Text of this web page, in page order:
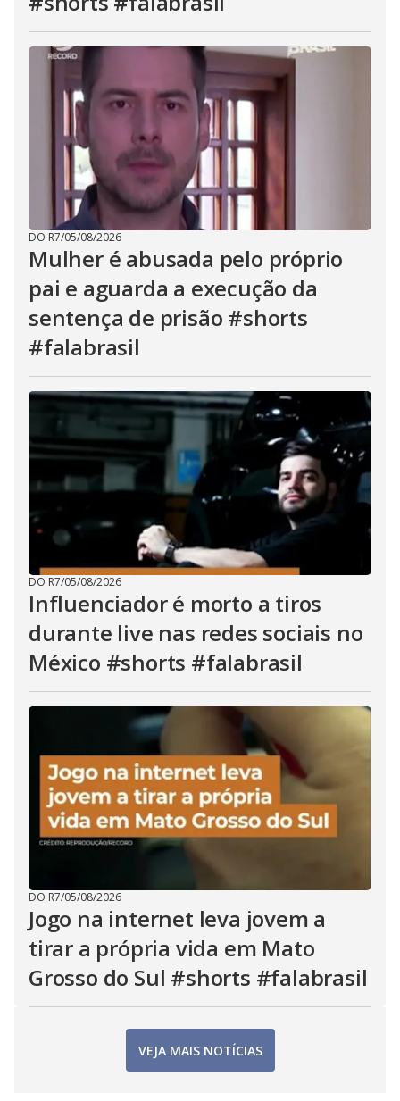
DO R7/05/08/2026
Mulher é abusada pelo próprio
pai e aguarda a execução da
sentença de prisão #shorts
#falabrasil
DO R7/05/08/2026
Influenciador é morto a tiros
durante live nas redes sociais no
México #shorts #falabrasil
DO R7/05/08/2026
Jogo na internet leva jovem a
tirar a própria vida em Mato
Grosso do Sul #shorts #falabrasil
VEJA MAIS NOTÍCIAS